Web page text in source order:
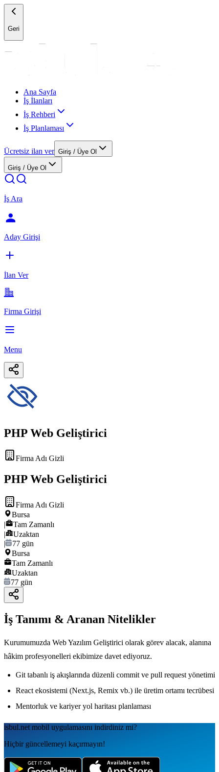
Geri
Ana Sayfa
İş İlanları
İş Rehberi
İş Planlaması
Ücretsiz ilan ver Giriş / Üye Ol
Giriş / Üye Ol
İş Ara
Aday Girişi
İlan Ver
Firma Girişi
Menu
PHP Web Geliştirici
Firma Adı Gizli
PHP Web Geliştirici
Firma Adı Gizli
Bursa
|
Tam Zamanlı
|
Uzaktan
|
77 gün
Bursa
Tam Zamanlı
Uzaktan
77 gün
İş Tanımı & Aranan Nitelikler
Kurumumuzda Web Yazılım Geliştirici olarak görev alacak, alanına
hâkim profesyonelleri ekibimize davet ediyoruz.
Git tabanlı iş akışlarında düzenli commit ve pull request yönetimi
React ekosistemi (Next.js, Remix vb.) ile üretim ortamı tecrübesi
Mentorluk ve kariyer yol haritası planlaması
isbul.net mobil uygulamаsını indirdiniz mi?
Hiçbir güncellemeyi kaçırmayın!